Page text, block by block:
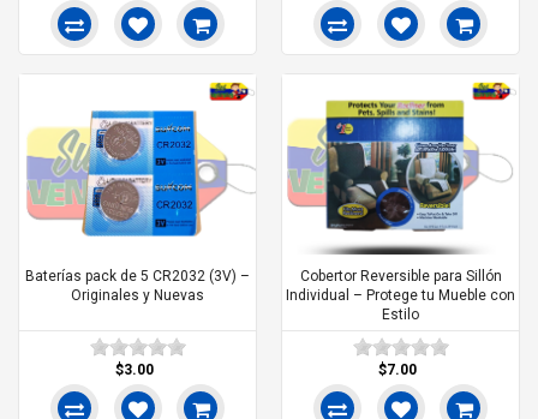
Baterías pack de 5 CR2032 (3V) –
Originales y Nuevas
$3.00
Cobertor Reversible para Sillón
Individual – Protege tu Mueble con
Estilo
$7.00